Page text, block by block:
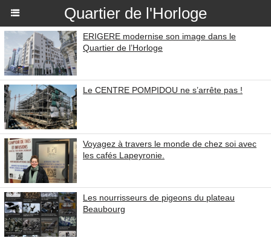
Quartier de l'Horloge
ERIGERE modernise son image dans le
Quartier de l’Horloge
Le CENTRE POMPIDOU ne s’arrête pas !
Voyagez à travers le monde de chez soi avec
les cafés Lapeyronie.
Les nourrisseurs de pigeons du plateau
Beaubourg